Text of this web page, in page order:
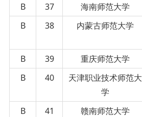
B
37 海南师范大学
B
38 内蒙古师范大学
B 39 重庆师范大学
B
40
天津职业技术师范大
学
B 41 赣南师范大学